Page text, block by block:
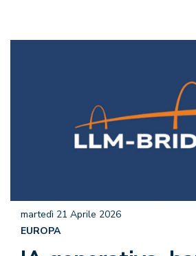
martedì 21 Aprile 2026
EUROPA